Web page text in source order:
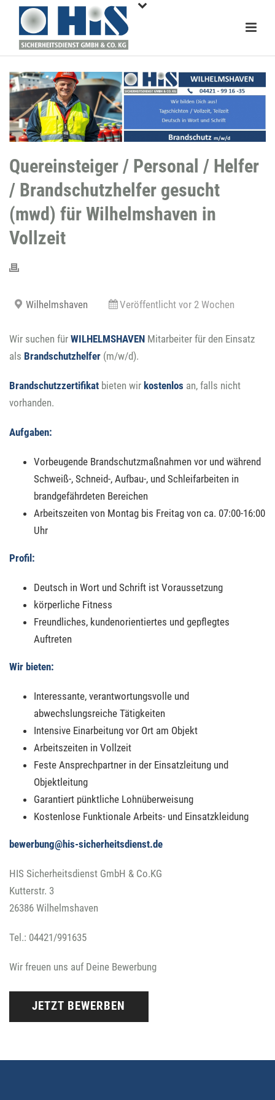
Quereinsteiger / Personal / Helfer
/ Brandschutzhelfer gesucht
(mwd) für Wilhelmshaven in
Vollzeit
Wilhelmshaven Veröffentlicht vor 2 Wochen
Wir suchen für WILHELMSHAVEN Mitarbeiter für den Einsatz
als Brandschutzhelfer (m/w/d).
Brandschutzzertifikat bieten wir kostenlos an, falls nicht
vorhanden.
Aufgaben:
Vorbeugende Brandschutzmaßnahmen vor und während
Schweiß-, Schneid-, Aufbau-, und Schleifarbeiten in
brandgefährdeten Bereichen
Arbeitszeiten von Montag bis Freitag von ca. 07:00-16:00
Uhr
Profil:
Deutsch in Wort und Schrift ist Voraussetzung
körperliche Fitness
Freundliches, kundenorientiertes und gepflegtes
Auftreten
Wir bieten:
Interessante, verantwortungsvolle und
abwechslungsreiche Tätigkeiten
Intensive Einarbeitung vor Ort am Objekt
Arbeitszeiten in Vollzeit
Feste Ansprechpartner in der Einsatzleitung und
Objektleitung
Garantiert pünktliche Lohnüberweisung
Kostenlose Funktionale Arbeits- und Einsatzkleidung
bewerbung@his-sicherheitsdienst.de
HIS Sicherheitsdienst GmbH & Co.KG
Kutterstr. 3
26386 Wilhelmshaven
Tel.: 04421/991635
Wir freuen uns auf Deine Bewerbung